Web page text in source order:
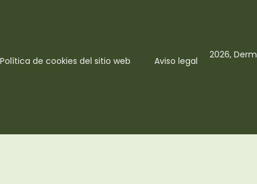
Política de cookies del sitio web Aviso legal
2026,